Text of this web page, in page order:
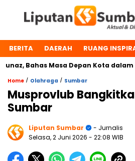
BERITA DAERAH RUANG
Bahas Masa Depan Kota dalam
Home / Olahraga / Sumbar
Musprovlub
Sumbar
Liputan Sumbar
- Jurnalis
Selasa, 2 Juni 2026 - 22:08 WIB